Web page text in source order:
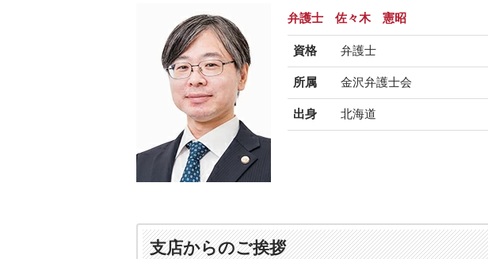
弁護士 佐々木 憲昭
資格 弁護士
所属 金沢弁護士会
出身 北海道
支店からのご挨拶